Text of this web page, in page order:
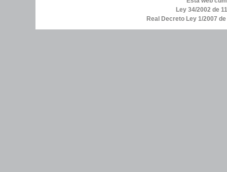
Ley 34/2002 de
Real Decreto Ley 1/2007